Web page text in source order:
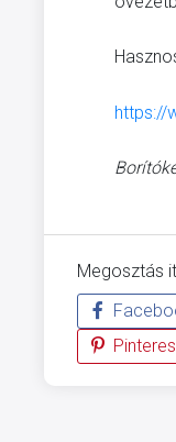
https://
Megosztás